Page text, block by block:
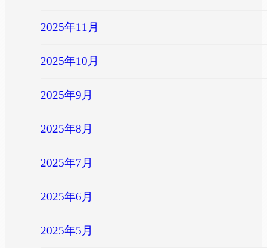
2025年11月
2025年10月
2025年9月
2025年8月
2025年7月
2025年6月
2025年5月